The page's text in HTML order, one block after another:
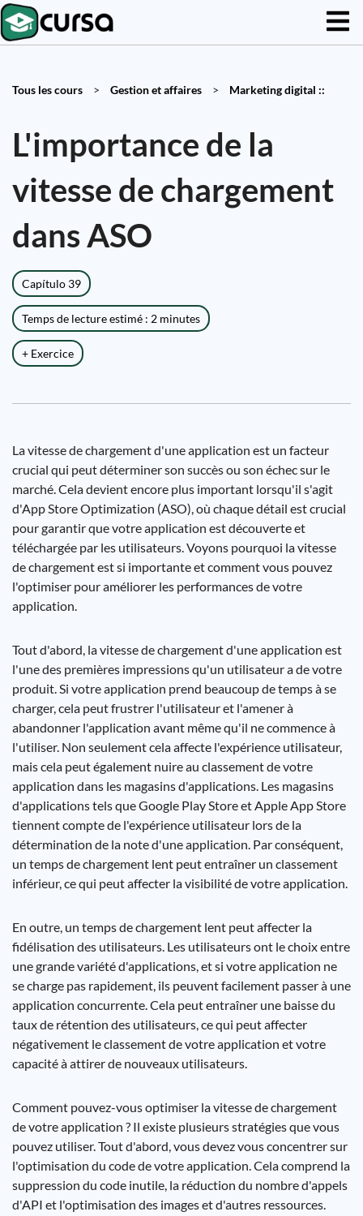
Tous les cours > Gestion et affaires > Marketing digital ::
L'importance de la
vitesse de chargement
dans ASO
Capítulo 39
Temps de lecture estimé : 2 minutes
+ Exercice
La vitesse de chargement d'une application est un facteur
crucial qui peut déterminer son succès ou son échec sur le
marché. Cela devient encore plus important lorsqu'il s'agit
d'App Store Optimization (ASO), où chaque détail est crucial
pour garantir que votre application est découverte et
téléchargée par les utilisateurs. Voyons pourquoi la vitesse
de chargement est si importante et comment vous pouvez
l'optimiser pour améliorer les performances de votre
application.
Tout d'abord, la vitesse de chargement d'une application est
l'une des premières impressions qu'un utilisateur a de votre
produit. Si votre application prend beaucoup de temps à se
charger, cela peut frustrer l'utilisateur et l'amener à
abandonner l'application avant même qu'il ne commence à
l'utiliser. Non seulement cela affecte l'expérience utilisateur,
mais cela peut également nuire au classement de votre
application dans les magasins d'applications. Les magasins
d'applications tels que Google Play Store et Apple App Store
tiennent compte de l'expérience utilisateur lors de la
détermination de la note d'une application. Par conséquent,
un temps de chargement lent peut entraîner un classement
inférieur, ce qui peut affecter la visibilité de votre application.
En outre, un temps de chargement lent peut affecter la
fidélisation des utilisateurs. Les utilisateurs ont le choix entre
une grande variété d'applications, et si votre application ne
se charge pas rapidement, ils peuvent facilement passer à une
application concurrente. Cela peut entraîner une baisse du
taux de rétention des utilisateurs, ce qui peut affecter
négativement le classement de votre application et votre
capacité à attirer de nouveaux utilisateurs.
Comment pouvez-vous optimiser la vitesse de chargement
de votre application ? Il existe plusieurs stratégies que vous
pouvez utiliser. Tout d'abord, vous devez vous concentrer sur
l'optimisation du code de votre application. Cela comprend la
suppression du code inutile, la réduction du nombre d'appels
d'API et l'optimisation des images et d'autres ressources.